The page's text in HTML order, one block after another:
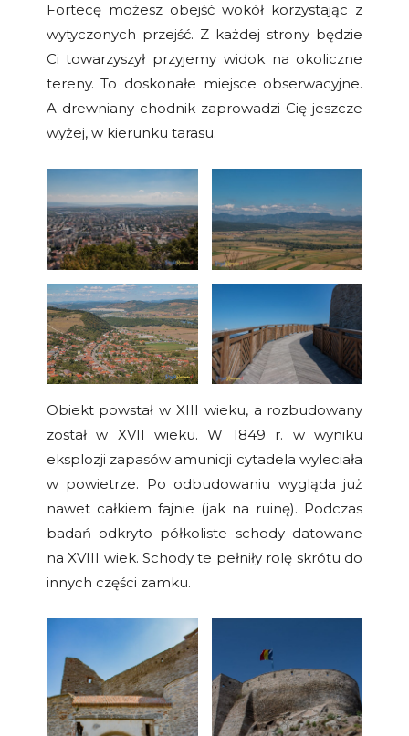
Fortecę możesz obejść wokół korzystając z
wytyczonych przejść. Z każdej strony będzie
Ci towarzyszył przyjemy widok na okoliczne
tereny. To doskonałe miejsce obserwacyjne.
A drewniany chodnik zaprowadzi Cię jeszcze
wyżej, w kierunku tarasu.
Obiekt powstał w XIII wieku, a rozbudowany
został w XVII wieku. W 1849 r. w wyniku
eksplozji zapasów amunicji cytadela wyleciała
w powietrze. Po odbudowaniu wygląda już
nawet całkiem fajnie (jak na ruinę). Podczas
badań odkryto półkoliste schody datowane
na XVIII wiek. Schody te pełniły rolę skrótu do
innych części zamku.